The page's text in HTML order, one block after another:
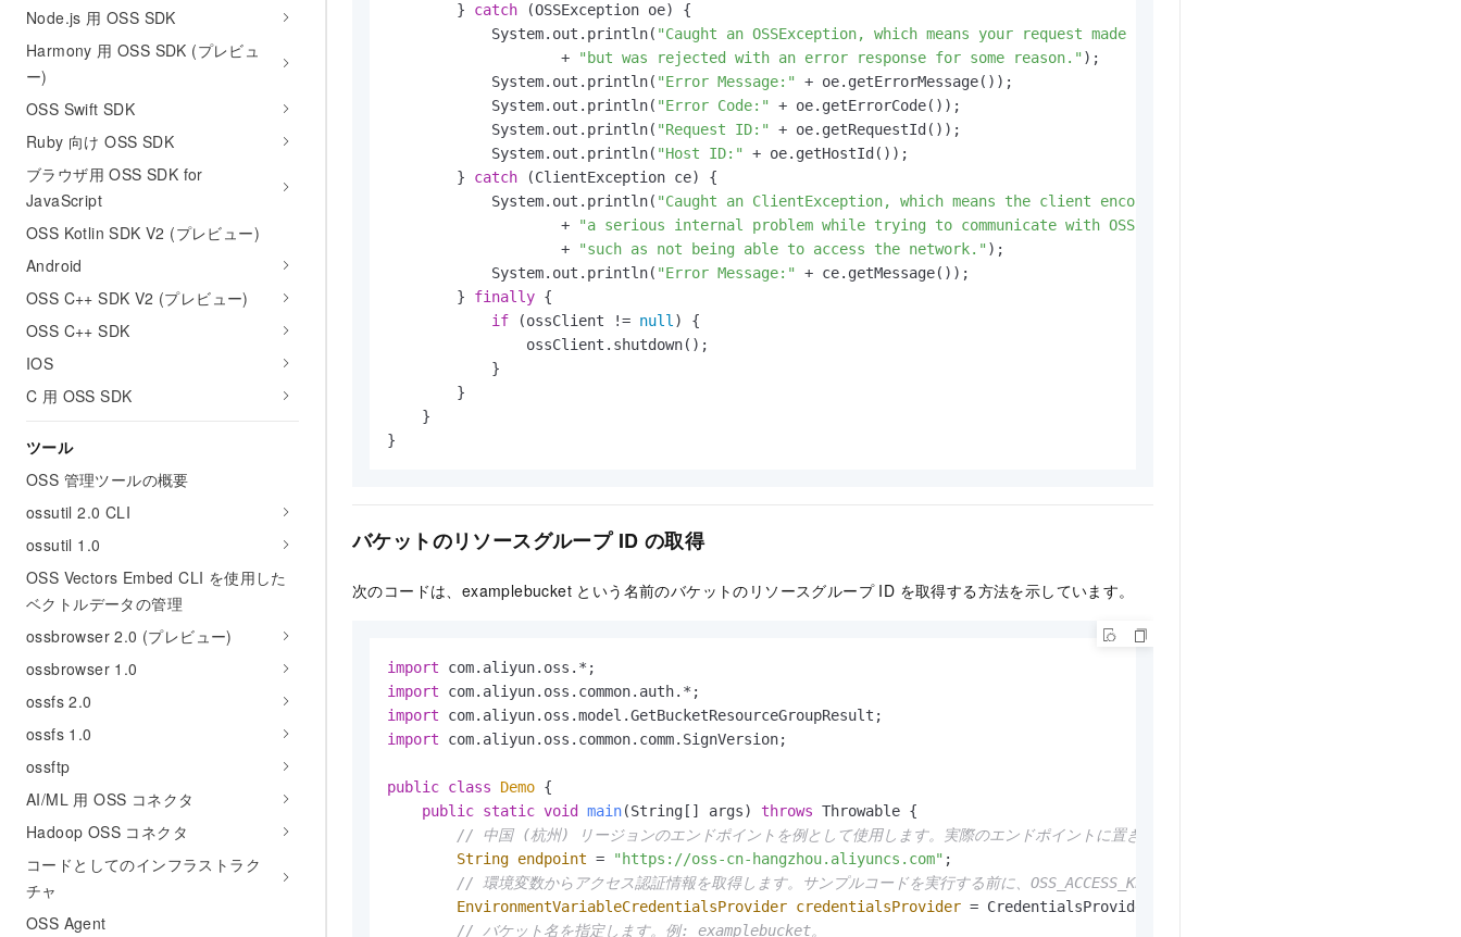
Node.js 用 OSS SDK
Harmony 用 OSS SDK (プレビュ
ー)
OSS Swift SDK
Ruby 向け OSS SDK
ブラウザ用 OSS SDK for
JavaScript
OSS Kotlin SDK V2 (プレビュー)
Android
OSS C++ SDK V2 (プレビュー)
OSS C++ SDK
IOS
C 用 OSS SDK
ツール
OSS 管理ツールの概要
ossutil 2.0 CLI
ossutil 1.0
OSS Vectors Embed CLI を使用した
ベクトルデータの管理
ossbrowser 2.0 (プレビュー)
ossbrowser 1.0
ossfs 2.0
ossfs 1.0
ossftp
AI/ML 用 OSS コネクタ
Hadoop OSS コネクタ
コードとしてのインフラストラク
チャ
OSS Agent
        }
catch (OSSException oe) {
            System.out.println(
"Caught an OSSException, which means your request made it to OSS, "
                    +
"but was rejected with an error response for some reason." );
            System.out.println(
"Error Message:"
+ oe.getErrorMessage());
            System.out.println(
"Error Code:"
+ oe.getErrorCode());
            System.out.println(
"Request ID:"
+ oe.getRequestId());
            System.out.println(
"Host ID:"
+ oe.getHostId());
        }
catch (ClientException ce) {
            System.out.println(
"Caught an ClientException, which means the client encountered "
                    +
"a serious internal problem while trying to communicate with OSS, "
                    +
"such as not being able to access the network." );
            System.out.println(
"Error Message:"
+ ce.getMessage());
        }
finally {
if (ossClient != null) {
                ossClient.shutdown();
            }
        }
    }
}
バケットのリソースグループ ID の取得
次のコードは、examplebucket という名前のバケットのリソースグループ ID を取得する方法を示しています。
import
import
import
import com.aliyun.oss.common.comm.SignVersion;
public class Demo {
public static void main(String[] args) throws Throwable {
// 中国 (杭州) リージョンのエンドポイントを例として使用します。実際のエンドポイントに置き換えてください。
String endpoint = "https://oss-cn-hangzhou.aliyuncs.com" ;
// 環境変数からアクセス認証情報を取得します。サンプルコードを実行する前に、OSS_ACCESS_KEY_ID および OSS_ACCESS_KEY_SECRET
EnvironmentVariableCredentialsProvider credentialsProvider =
// バケット名を指定します。例: examplebucket。